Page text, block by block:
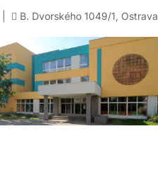
B. Dvorského 1049/1,